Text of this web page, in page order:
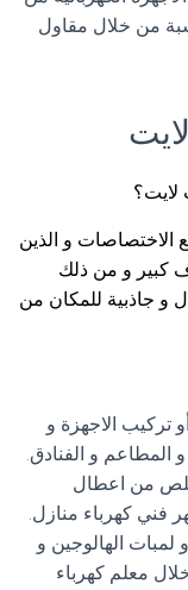
من خلال مقاول
لايت؟
الاختصاصات و الذين
كبير و من ذلك
و جاذبية للمكان من
أو تركيب الاجهزة و
و المطاعم و الفنادق.
من اعطال
فني كهرباء منازل.
لمبات الهالوجين و
معلم كهرباء